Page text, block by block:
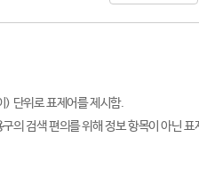
) 단위로 표제어를 제시함.
의 검색 편의를 위해 정보 항목이 아닌